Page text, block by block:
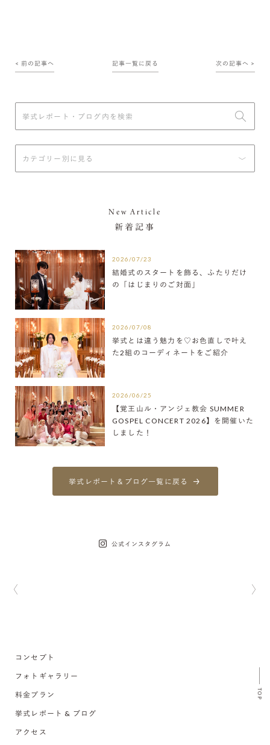
< 前の記事へ 記事一覧に戻る 次の記事へ >
New Article
新着記事
2026/07/23
結婚式のスタートを飾る、ふたりだけ
の「はじまりのご対面」
2026/07/08
挙式とは違う魅力を♡お色直しで叶え
た2組のコーディネートをご紹介
2026/06/25
【覚王山ル・アンジェ教会 SUMMER
GOSPEL CONCERT 2026】を開催いた
しました！
挙式レポート＆ブログ一覧に戻る
公式インスタグラム
TOP
コンセプト
フォトギャラリー
料金プラン
挙式レポート & ブログ
アクセス